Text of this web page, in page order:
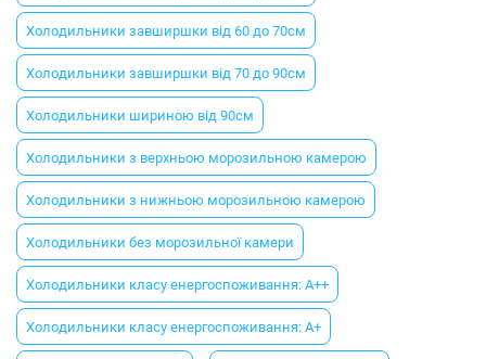
Холодильники завширшки від 60 до 70см
Холодильники завширшки від 70 до 90см
Холодильники шириною від 90см
Холодильники з верхньою морозильною камерою
Холодильники з нижньою морозильною камерою
Холодильники без морозильної камери
Холодильники класу енергоспоживання: A++
Холодильники класу енергоспоживання: A+